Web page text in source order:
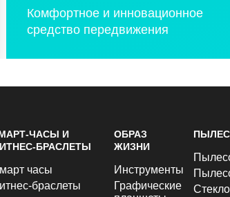
Комфортное и инновационное
средство передвижения
ЧАСЫ И
БРАСЛЕТЫ
часы
браслеты
ОБРАЗ
ЖИЗНИ
Инструменты
Графические